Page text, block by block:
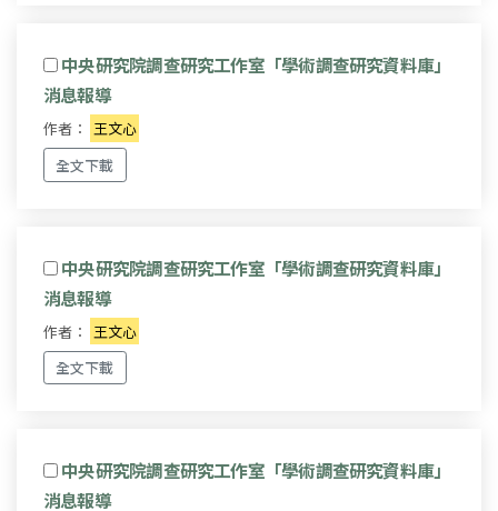
中央研究院調查研究工作室「學術調查研究資料庫」
消息報導
作者： 王文心
全文下載
中央研究院調查研究工作室「學術調查研究資料庫」
消息報導
作者：
王文心
全文下載
中央研究院調查研究工作室「學術調查研究資料庫」
消息報導